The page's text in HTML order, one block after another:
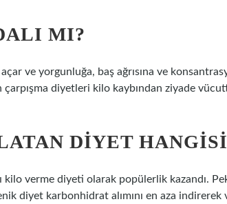
MI?
ve yorgunluğa, baş ağrısına ve
çarpışma diyetleri kilo kaybından ziyade
DIYET
kilo verme diyeti olarak popülerlik kazandı.
diyet karbonhidrat alımını en aza